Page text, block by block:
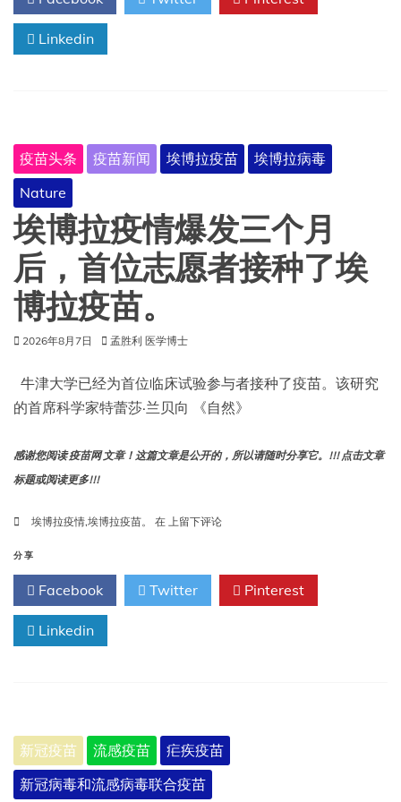
获
盟
治
疗
龄
及
以
上
婴
儿
的
侵
性
脑
膜
球
Linkedin
疫苗头条 疫苗新闻 埃博拉疫苗
埃博拉病毒
Nature
埃博拉疫情爆发三个月
后，首位志愿者接种了埃
博拉疫苗。
2026年8月7日 孟胜利 医学博士
牛津大学已经为首位临床试验参与者接种了疫苗。该研究
的首席科学家特蕾莎·兰贝向 《自然》
感谢您阅读 疫苗网 文章！这篇文章是公开的，所以请随时分享它。!!! 点击文章
标题或阅读更多!!!
埃博拉疫情,埃博拉疫苗。 在 埃
疫
情
爆
位
志
愿
者
上留下评论
分享
Facebook Twitter Pinterest
Linkedin
新冠疫苗 流感疫苗
疟疾疫苗
新冠病毒和流感病毒联合疫苗